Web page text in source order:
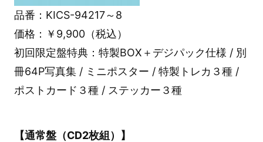
品番：KICS-94217～8
価格：￥9,900（税込）
初回限定盤特典：特製BOX＋デジパック仕様 / 別
冊64P写真集 / ミニポスター / 特製トレカ３種 /
ポストカード３種 / ステッカー３種
【通常盤（CD2枚組）】